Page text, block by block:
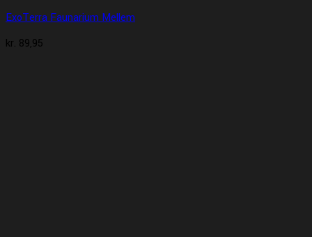
ExoTerra Faunarium Mellem
kr. 89,95